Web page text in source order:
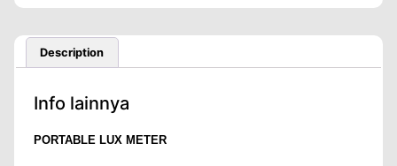
Description
Info lainnya
PORTABLE LUX METER